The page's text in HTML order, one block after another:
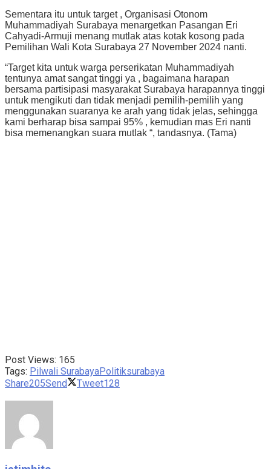
Sementara itu untuk target , Organisasi Otonom
Muhammadiyah Surabaya menargetkan Pasangan Eri
Cahyadi-Armuji menang mutlak atas kotak kosong pada
Pemilihan Wali Kota Surabaya 27 November 2024 nanti.
“Target kita untuk warga perserikatan Muhammadiyah
tentunya amat sangat tinggi ya , bagaimana harapan
bersama partisipasi masyarakat Surabaya harapannya tinggi
untuk mengikuti dan tidak menjadi pemilih-pemilih yang
menggunakan suaranya ke arah yang tidak jelas, sehingga
kami berharap bisa sampai 95% , kemudian mas Eri nanti
bisa memenangkan suara mutlak “, tandasnya. (Tama)
Post Views: 165
Tags: Pilwali SurabayaPolitiksurabaya
Share205Send Tweet128